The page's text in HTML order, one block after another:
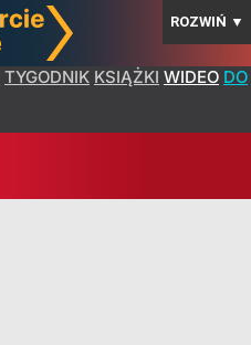
ROZWIŃ ▼
TYGODNIK KSIĄŻKI WIDEO DO